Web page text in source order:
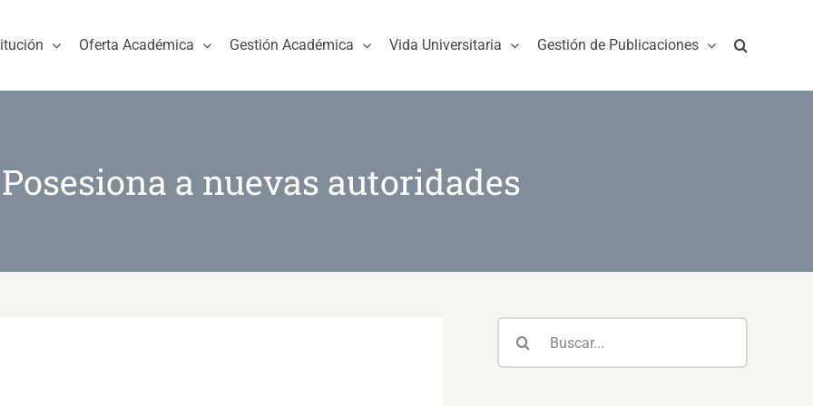
Oferta Académica Gestión Académica Vida Universitaria Gestión de Publicaciones
a nuevas autoridades